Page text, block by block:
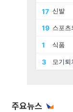
주요뉴스